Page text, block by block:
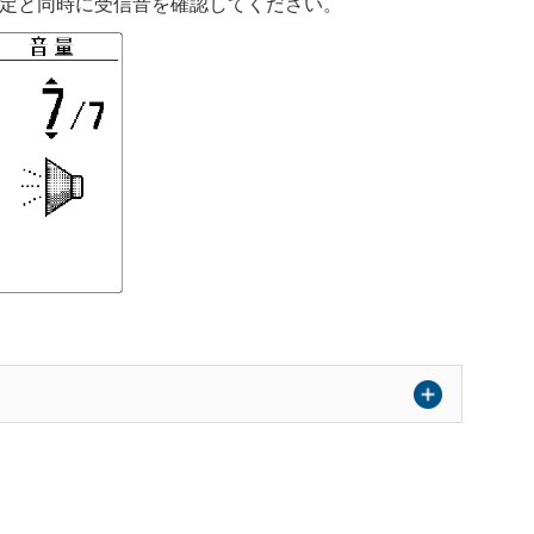
と同時に受信音を確認してください。